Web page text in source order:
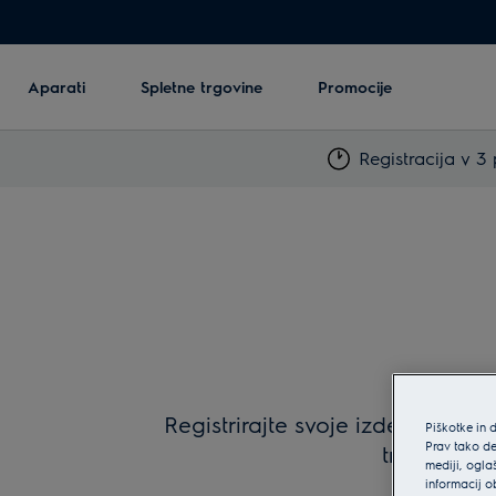
Aparati Spletne trgovine Promocije
Registracija v 3
Registrirajte svoje izdelke v
trije
Piškotke in
Prav tako
mediji,
informacij